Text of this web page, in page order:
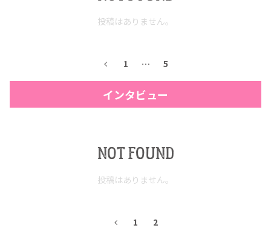
投稿はありません。
1 … 5
インタビュー
NOT FOUND
投稿はありません。
1 2